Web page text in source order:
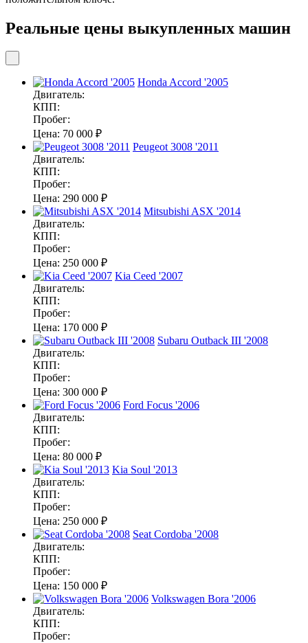
Реальные цены выкупленных машин
Honda Accord '2005
Двигатель:
КПП:
Пробег:
Цена: 70 000 ₽
Peugeot 3008 '2011
Двигатель:
КПП:
Пробег:
Цена: 290 000 ₽
Mitsubishi ASX '2014
Двигатель:
КПП:
Пробег:
Цена: 250 000 ₽
Kia Ceed '2007
Двигатель:
КПП:
Пробег:
Цена: 170 000 ₽
Subaru Outback III '2008
Двигатель:
КПП:
Пробег:
Цена: 300 000 ₽
Ford Focus '2006
Двигатель:
КПП:
Пробег:
Цена: 80 000 ₽
Kia Soul '2013
Двигатель:
КПП:
Пробег:
Цена: 250 000 ₽
Seat Cordoba '2008
Двигатель:
КПП:
Пробег:
Цена: 150 000 ₽
Volkswagen Bora '2006
Двигатель:
КПП:
Пробег: